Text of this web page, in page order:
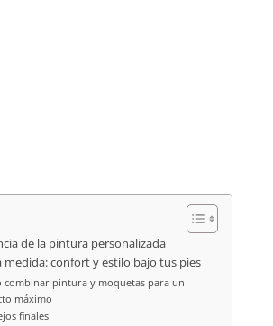
de la pintura personalizada
medida: confort y estilo bajo tus pies
combinar pintura y moquetas para un
máximo
finales